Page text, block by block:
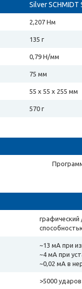
Silver SCHMIDT
2,207 Нм
135 г
0,79 Н/мм
75 мм
55 x 55 x 255 мм
570 г
~13 мА при
~4 мА при
~0,02 мА в
>5000